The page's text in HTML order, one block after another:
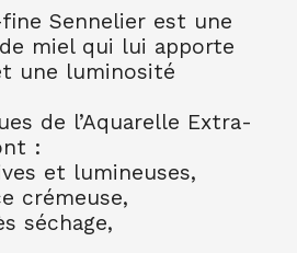
7.89 € TTC
EXTRA FINE TUBE 10 ML
302
10.99 € TTC
EXTRA FINE TUBE 10 ML
FONC 309
10.99€ TTC
EXTRA FINE TUBE 10 ML
fine Sennelier est une
miel qui lui apporte
une luminosité
de l’Aquarelle Extra-
:
et lumineuses,
crémeuse,
séchage,